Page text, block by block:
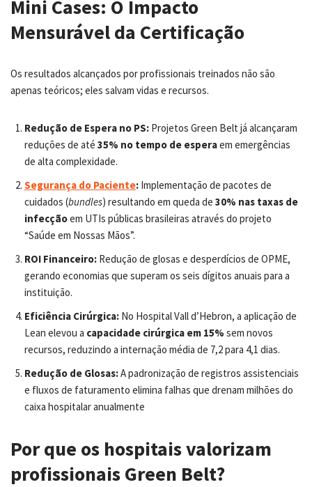
Mini Cases: O Impacto
Mensurável da Certificação
Os resultados alcançados por profissionais treinados não são
apenas teóricos; eles salvam vidas e recursos.
Redução de Espera no PS: Projetos Green Belt já alcançaram
reduções de até 35% no tempo de esperaem emergências
de alta complexidade.
Segurança do Paciente: Implementação de pacotes de
cuidados (bundles) resultando em queda de 30% nas taxas de
infecçãoem UTIs públicas brasileiras através do projeto
“Saúde em Nossas Mãos”.
ROI Financeiro: Redução de glosas e desperdícios de OPME,
gerando economias que superam os seis dígitos anuais para a
instituição.
Eficiência Cirúrgica: No Hospital Vall d’Hebron, a aplicação de
Lean elevou a capacidade cirúrgica em 15% sem novos
recursos, reduzindo a internação média de 7,2 para 4,1 dias.
Redução de Glosas:A padronização de registros assistenciais
e fluxos de faturamento elimina falhas que drenam milhões do
caixa hospitalar anualmente
Por que os hospitais valorizam
profissionais Green Belt?